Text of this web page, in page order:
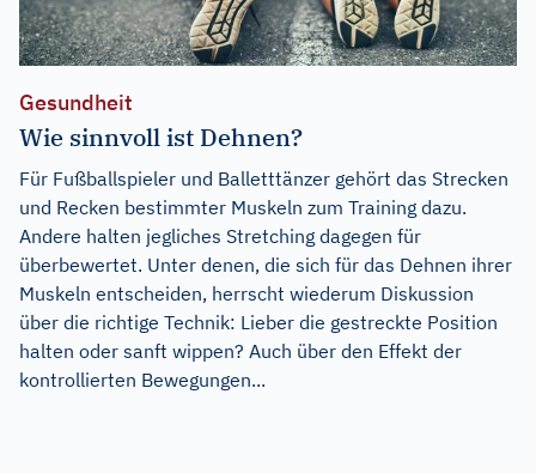
Gesundheit
Wie sinnvoll ist Dehnen?
Für Fußballspieler und Balletttänzer gehört das Strecken
und Recken bestimmter Muskeln zum Training dazu.
Andere halten jegliches Stretching dagegen für
überbewertet. Unter denen, die sich für das Dehnen ihrer
Muskeln entscheiden, herrscht wiederum Diskussion
über die richtige Technik: Lieber die gestreckte Position
halten oder sanft wippen? Auch über den Effekt der
kontrollierten Bewegungen...